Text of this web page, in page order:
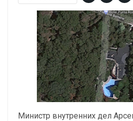
Министр внутренних дел